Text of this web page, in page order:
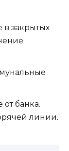
в закрытых
банка.
линии.